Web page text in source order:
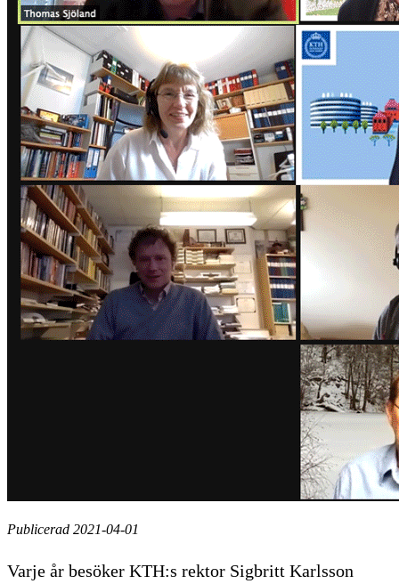
Publicerad 2021-04-01
Varje år besöker KTH:s rektor Sigbritt Karlsson